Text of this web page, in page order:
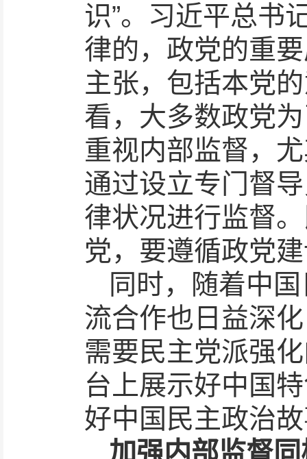
识”。习近平总书
律的，政党的重
主张，包括本党
看，大多数政党
重视内部监督，
通过设立专门督
律状况进行监督
党，要遵循政党
同时，随着中
流合作也日益深
需要民主党派强
台上展示好中国
好中国民主政治
加强内部监督